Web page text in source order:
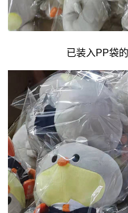
已装入PP袋